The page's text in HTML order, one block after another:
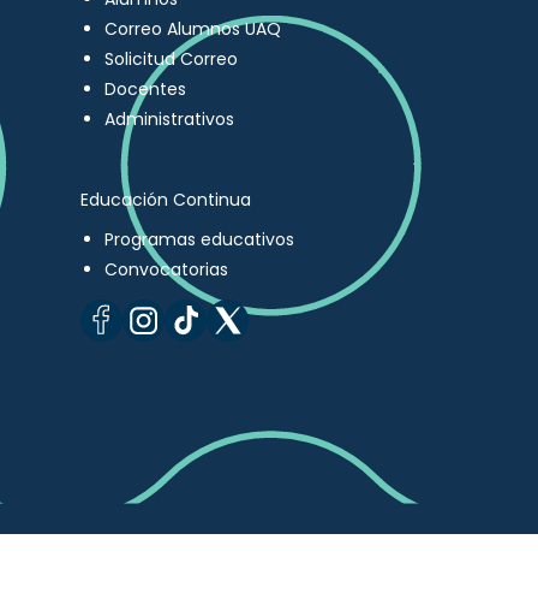
Correo Alumnos UAQ
Solicitud Correo
Docentes
Administrativos
Educación Continua
Programas educativos
Convocatorias